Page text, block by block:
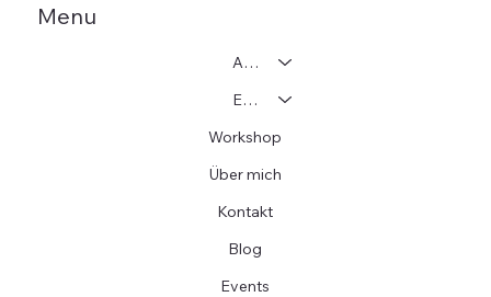
Menu
Adoption
Einzelcoaching
Workshop
Über mich
Kontakt
Blog
Events